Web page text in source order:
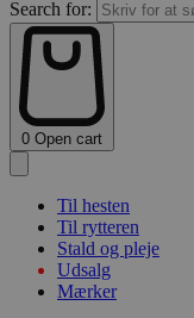
Search for:
0 Open cart
Til hesten
Til rytteren
Stald og pleje
Udsalg
Mærker